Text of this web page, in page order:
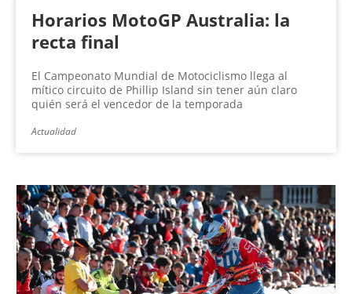
Horarios MotoGP Australia: la
recta final
El Campeonato Mundial de Motociclismo llega al
mítico circuito de Phillip Island sin tener aún claro
quién será el vencedor de la temporada
Actualidad